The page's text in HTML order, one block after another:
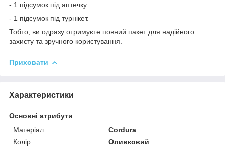
- 1 підсумок під аптечку.
- 1 підсумок під турнікет.
Тобто, ви одразу отримуєте повний пакет для надійного
захисту та зручного користування.
Приховати
Характеристики
Основні атрибути
Матеріал
Cordura
Колір
Оливковий